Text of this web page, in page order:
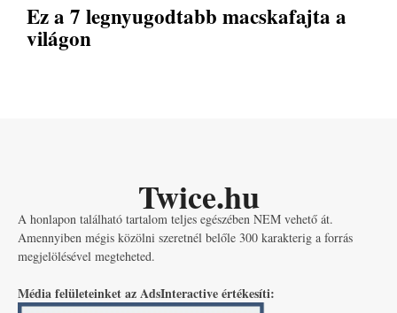
Ez a 7 legnyugodtabb macskafajta a
világon
Twice.hu
A honlapon található tartalom teljes egészében NEM vehető át.
Amennyiben mégis közölni szeretnél belőle 300 karakterig a forrás
megjelölésével megteheted.
Média felületeinket az AdsInteractive értékesíti: